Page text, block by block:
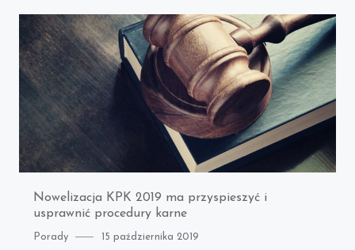
Nowelizacja KPK 2019 ma przyspieszyć i
usprawnić procedury karne
Category
Porady
Posted
15 października 2019